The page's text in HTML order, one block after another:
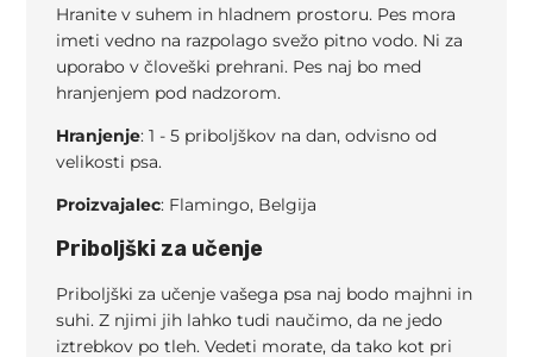
Hranite v suhem in hladnem prostoru. Pes mora
imeti vedno na razpolago svežo pitno vodo. Ni za
uporabo v človeški prehrani. Pes naj bo med
hranjenjem pod nadzorom.
Hranjenje: 1 - 5 priboljškov na dan, odvisno od
velikosti psa.
Proizvajalec: Flamingo, Belgija
Priboljški za učenje
Priboljški za učenje vašega psa naj bodo majhni in
suhi. Z njimi jih lahko tudi naučimo, da ne jedo
iztrebkov po tleh. Vedeti morate, da tako kot pri